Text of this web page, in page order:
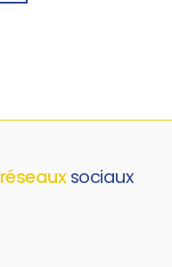
réseauxsociaux